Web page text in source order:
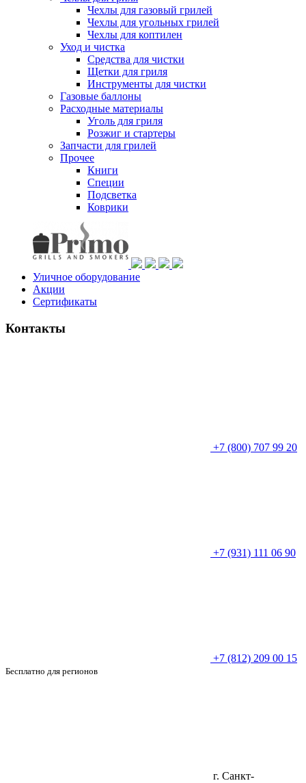
Чехлы для газовый грилей
Чехлы для угольных грилей
Чехлы для коптилен
Уход и чистка
Средства для чистки
Щетки для гриля
Инструменты для чистки
Газовые баллоны
Расходные материалы
Уголь для гриля
Розжиг и стартеры
Запчасти для грилей
Прочее
Книги
Специи
Подсветка
Коврики
Уличное оборудование
Акции
Сертификаты
Контакты
+7 (800) 707 99 20
+7 (931) 111 06 90
+7 (812) 209 00 15
Бесплатно для регионов
г. Санкт-